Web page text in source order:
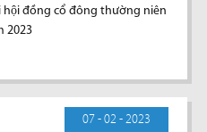
hội đồng cổ đông thường niên
2023
07 - 02 - 2023